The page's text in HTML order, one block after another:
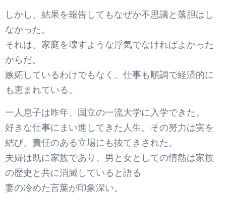
しかし、結果を報告してもなぜか不思議と落胆はし
なかった。
それは、家庭を壊すような浮気でなければよかった
からだ。
嫉妬しているわけでもなく、仕事も順調で経済的に
も恵まれている。
一人息子は昨年、国立の一流大学に入学できた。
好きな仕事にまい進してきた人生。その努力は実を
結び、責任のある立場にも抜てきされた。
夫婦は既に家族であり、男と女としての情熱は家族
の歴史と共に消滅していると語る
妻の冷めた言葉が印象深い。